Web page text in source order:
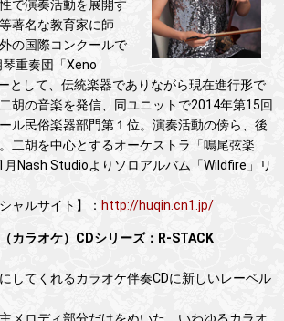
で演奏活動を展開す
著名な教育家に師
の国際コンクールで
重奏団「Xeno
として、伝統楽器でありながら現在進行形で
胡の音楽を発信、同ユニットで2014年第15回
ル民俗楽器部門第１位。演奏活動の傍ら、後
二胡を中心とするオーケストラ「鳴尾弦楽
Nash Studioよりソロアルバム「Wildfire」リ
ャルサイト】： http://huqin.cn1.jp/
カラオケ）CDシリーズ：R-STACK
してくれるカラオケ伴奏CDに新しいレーベル